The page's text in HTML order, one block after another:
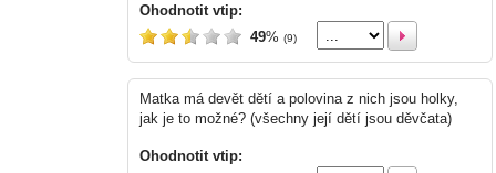
Ohodnotit vtip:
49% (9)
Matka má devět dětí a polovina z nich jsou holky,
jak je to možné? (všechny její dětí jsou děvčata)
Ohodnotit vtip: